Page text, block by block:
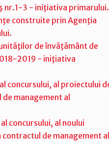
nr.1-3 - iniţiativa primarului.
construite prin Agenţia
de învăţământ de
2019 - iniţiativa
concursului, al proiectului
management al
concursului, al noului
de management al